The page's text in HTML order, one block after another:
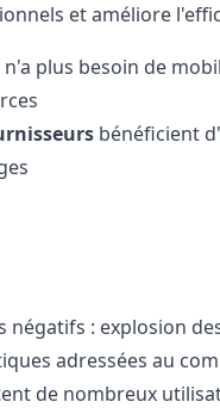
et améliore
n'a plus besoin de
bénéficient
négatifs : explosion
adressées au
de nombreux